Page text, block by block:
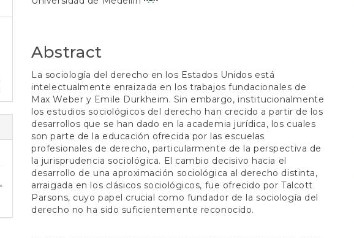
Abstract
La sociología del derecho en los Estados Unidos está
intelectualmente enraizada en los trabajos fundacionales de
Max Weber y Emile Durkheim. Sin embargo, institucionalmente
los estudios sociológicos del derecho han crecido a partir de los
desarrollos que se han dado en la academia jurídica, los cuales
son parte de la educación ofrecida por las escuelas
profesionales de derecho, particularmente de la perspectiva de
la jurisprudencia sociológica. El cambio decisivo hacia el
desarrollo de una aproximación sociológica al derecho distinta,
arraigada en los clásicos sociológicos, fue ofrecido por Talcott
Parsons, cuyo papel crucial como fundador de la sociología del
derecho no ha sido suficientemente reconocido.